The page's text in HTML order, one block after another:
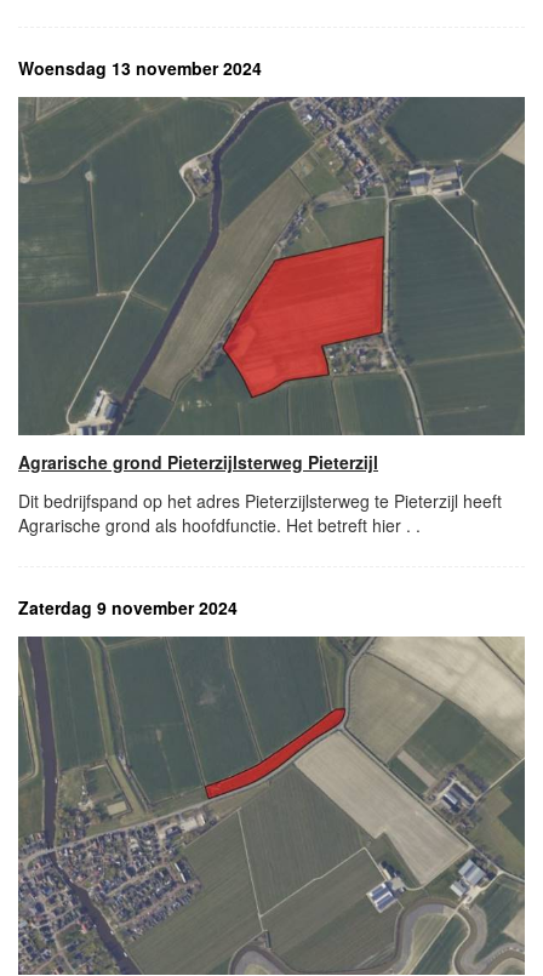
Woensdag 13 november 2024
Agrarische grond Pieterzijlsterweg Pieterzijl
Dit bedrijfspand op het adres Pieterzijlsterweg te Pieterzijl heeft
Agrarische grond als hoofdfunctie. Het betreft hier . .
Zaterdag 9 november 2024